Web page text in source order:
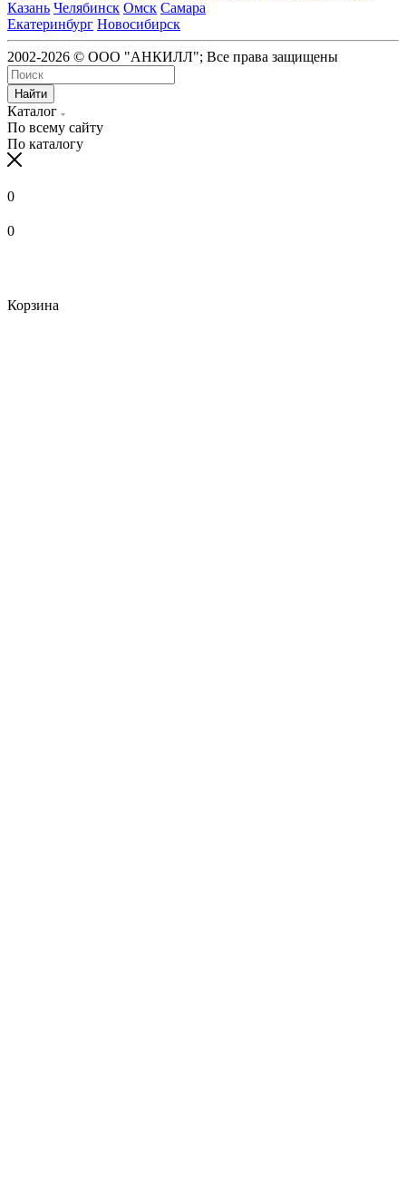
Казань Челябинск Омск Самара
Екатеринбург Новосибирск
2002-2026 © ООО "АНКИЛЛ"; Все права защищены
Найти
Каталог
По всему сайту
По каталогу
0
0
Корзина